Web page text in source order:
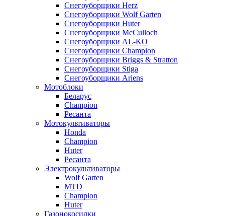
Снегоуборщики Herz
Снегоуборщики Wolf Garten
Снегоуборщики Huter
Снегоуборщики McCulloch
Снегоуборщики AL-KO
Снегоуборщики Champion
Снегоуборщики Briggs & Stratton
Снегоуборщики Stiga
Снегоуборщики Ariens
Мотоблоки
Беларус
Champion
Ресанта
Мотокультиваторы
Honda
Champion
Huter
Ресанта
Электрокультиваторы
Wolf Garten
MTD
Champion
Huter
Газонокосилки